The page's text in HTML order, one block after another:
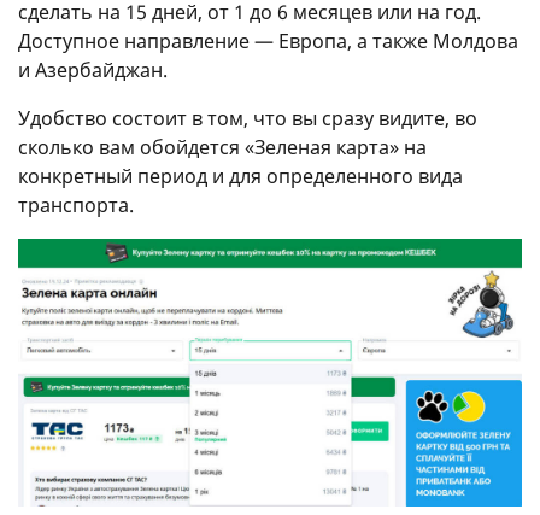
сделать на 15 дней, от 1 до 6 месяцев или на год.
Доступное направление — Европа, а также Молдова
и Азербайджан.
Удобство состоит в том, что вы сразу видите, во
сколько вам обойдется «Зеленая карта» на
конкретный период и для определенного вида
транспорта.